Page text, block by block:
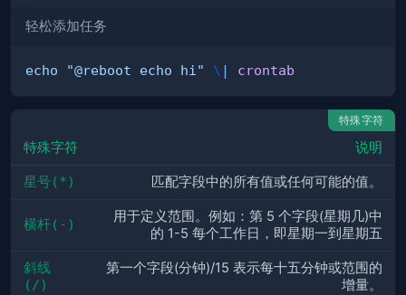
轻松添加任务
echo "@reboot echo hi" \ | crontab
特殊字符
特殊字符 说明
星号(*) 匹配字段中的所有值或任何可能的值。
横杆(-)
用于定义范围。例如：第 5 个字段(星期几)中
的 1-5 每个工作日，即星期一到星期五
斜线
(/)
第一个字段(分钟)/15 表示每十五分钟或范围的
增量。